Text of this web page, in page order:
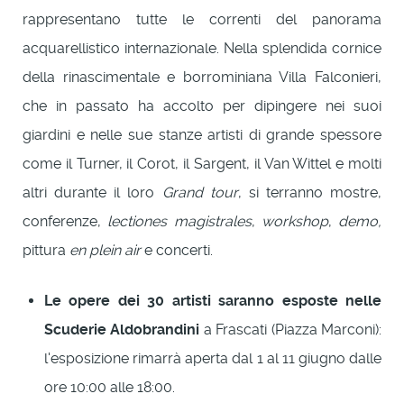
rappresentano tutte le correnti del panorama
acquarellistico internazionale. Nella splendida cornice
della rinascimentale e borrominiana Villa Falconieri,
che in passato ha accolto per dipingere nei suoi
giardini e nelle sue stanze artisti di grande spessore
come il Turner, il Corot, il Sargent, il Van Wittel e molti
altri durante il loro
Grand tour, si terranno mostre,
conferenze, lectiones magistrales, workshop, demo,
pittura en plein aire concerti.
Le opere dei 30 artisti saranno esposte nelle
Scuderie Aldobrandini a Frascati (Piazza Marconi):
l'esposizione rimarrà aperta dal 1 al 11 giugno dalle
ore 10:00 alle 18:00.